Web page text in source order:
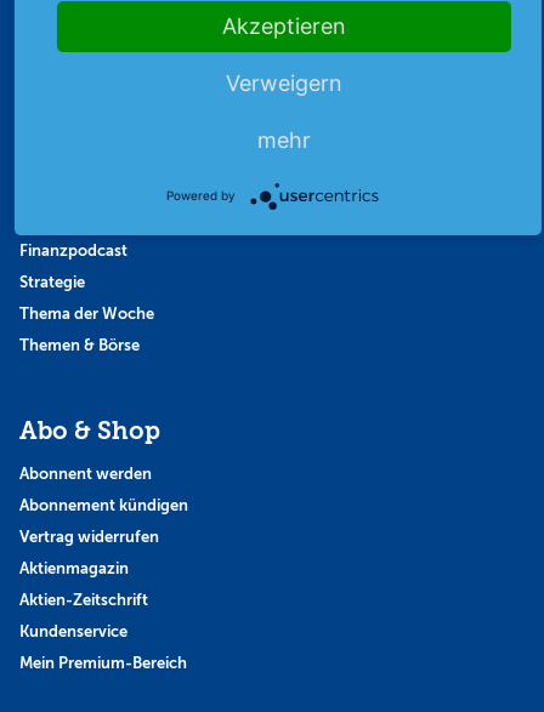
Finanzpodcast
Strategie
Thema der Woche
Themen & Börse
Abo & Shop
Abonnent werden
Abonnement kündigen
Vertrag widerrufen
Aktienmagazin
Aktien-Zeitschrift
Kundenservice
Mein Premium-Bereich
Akzeptieren
Verweigern
mehr
Powered by